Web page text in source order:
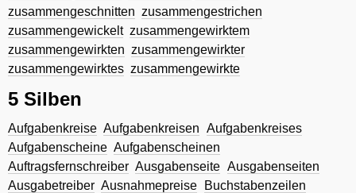
zusammengeschnitten zusammengestrichen
zusammengewickelt zusammengewirktem
zusammengewirkten zusammengewirkter
zusammengewirktes zusammengewirkte
5 Silben
Aufgabenkreise Aufgabenkreisen Aufgabenkreises
Aufgabenscheine Aufgabenscheinen
Auftragsfernschreiber Ausgabenseite Ausgabenseiten
Ausgabetreiber Ausnahmepreise
Buchstabenzeilen